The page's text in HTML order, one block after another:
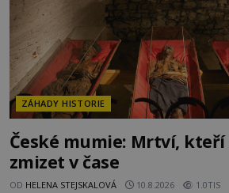
ZÁHADY HISTORIE
České mumie: Mrtví,
zmizet v čase
OD HELENA STEJSKALOVÁ 10.8.2026 1.0TIS